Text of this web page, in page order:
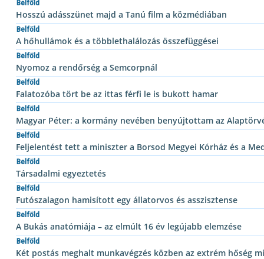
Belföld
Hosszú adásszünet majd a Tanú film a közmédiában
Belföld
A hőhullámok és a többlethalálozás összefüggései
Belföld
Nyomoz a rendőrség a Semcorpnál
Belföld
Falatozóba tört be az ittas férfi le is bukott hamar
Belföld
Magyar Péter: a kormány nevében benyújtottam az
Belföld
Feljelentést tett a miniszter a Borsod Megyei Kórház és a
Belföld
Társadalmi egyeztetés
Belföld
Futószalagon hamisított egy állatorvos és asszisztense
Belföld
A Bukás anatómiája – az elmúlt 16 év legújabb elemzése
Belföld
Két postás meghalt munkavégzés közben az extrém hőség